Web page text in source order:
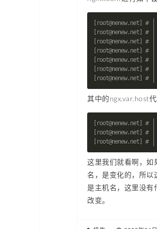
其中的ngx.var.host
这里我们就看啊，如
名，是变化的，所
是主机名，这里没有
改变。